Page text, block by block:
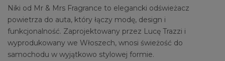
Niki od Mr & Mrs Fragrance to elegancki odświeżacz
powietrza do auta, który łączy modę, design i
funkcjonalność. Zaprojektowany przez Lucę Trazzi i
wyprodukowany we Włoszech, wnosi świeżość do
samochodu w wyjątkowo stylowej formie.